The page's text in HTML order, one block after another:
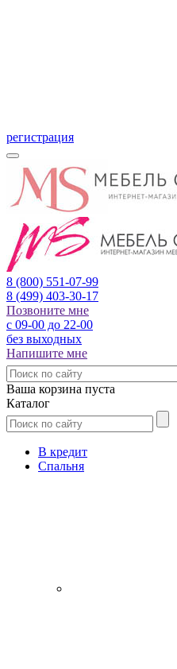
регистрация
8 (800) 551-07-99
8 (499) 403-30-17
Позвоните мне
с 09-00 до 22-00
без выходных
Напишите мне
Ваша корзина пуста
Каталог
В кредит
Спальня